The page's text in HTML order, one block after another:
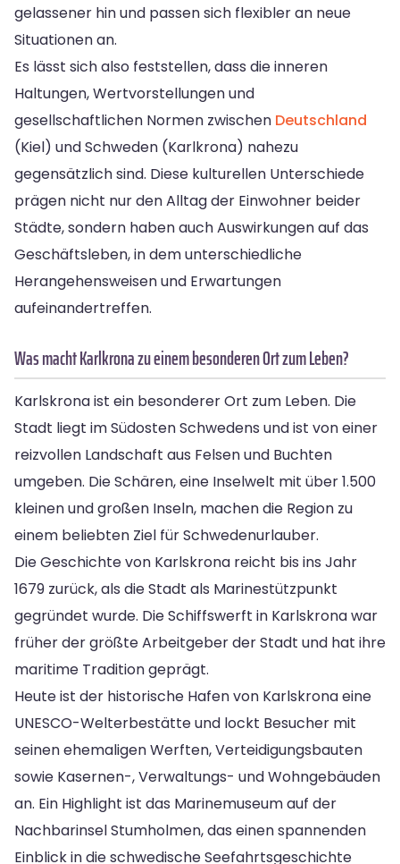
gelassener hin und passen sich flexibler an neue
Situationen an.
Es lässt sich also feststellen, dass die inneren
Haltungen, Wertvorstellungen und
gesellschaftlichen Normen zwischen Deutschland
(Kiel) und Schweden (Karlkrona) nahezu
gegensätzlich sind. Diese kulturellen Unterschiede
prägen nicht nur den Alltag der Einwohner beider
Städte, sondern haben auch Auswirkungen auf das
Geschäftsleben, in dem unterschiedliche
Herangehensweisen und Erwartungen
aufeinandertreffen.
Was macht Karlkrona zu einem besonderen Ort zum Leben?
Karlskrona ist ein besonderer Ort zum Leben. Die
Stadt liegt im Südosten Schwedens und ist von einer
reizvollen Landschaft aus Felsen und Buchten
umgeben. Die Schären, eine Inselwelt mit über 1.500
kleinen und großen Inseln, machen die Region zu
einem beliebten Ziel für Schwedenurlauber.
Die Geschichte von Karlskrona reicht bis ins Jahr
1679 zurück, als die Stadt als Marinestützpunkt
gegründet wurde. Die Schiffswerft in Karlskrona war
früher der größte Arbeitgeber der Stadt und hat ihre
maritime Tradition geprägt.
Heute ist der historische Hafen von Karlskrona eine
UNESCO-Welterbestätte und lockt Besucher mit
seinen ehemaligen Werften, Verteidigungsbauten
sowie Kasernen-, Verwaltungs- und Wohngebäuden
an. Ein Highlight ist das Marinemuseum auf der
Nachbarinsel Stumholmen, das einen spannenden
Einblick in die schwedische Seefahrtsgeschichte